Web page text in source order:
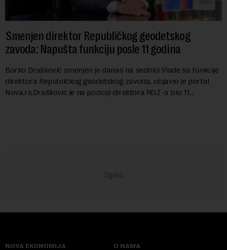
Smenjen direktor Republičkog geodetskog
zavoda: Napušta funkciju posle 11 godina
Borko Drašković smenjen je danas na sednici Vlade sa funkcije
direktora Republičkog geodetskog zavoda, objavio je portal
Nova.rs.Drašković je na poziciji direktora RGZ-a bio 11
NOVA EKONOMIJA O NAMA